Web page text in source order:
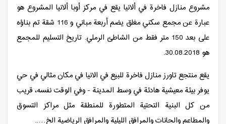
مشروع منازل فاخرة في ألانيا يقع في مركز أوبا ألانيا المشروع هو
عبارة عن مجمع سكني مغلق يضم أربعة مباني و 116 شقة تم بناؤه
على بعد 150 متر فقط من الشاطئ الرملي. تاريخ التسليم للمجمع
هو 30.08.2018.
يقع منتجع تاورز منازل فاخرة للبيع في الانيا في مكان مثالي في حي
يوفر بيئة معيشية هادئة في وسط المدينة - وفي الوقت نفسه، قريب
من كل البنية التحتية المتطورة للمنطقة مثل مراكز التسوق
والمطاعم والحانات والمرافق الليلية والمرافق الرياضية الخ…..